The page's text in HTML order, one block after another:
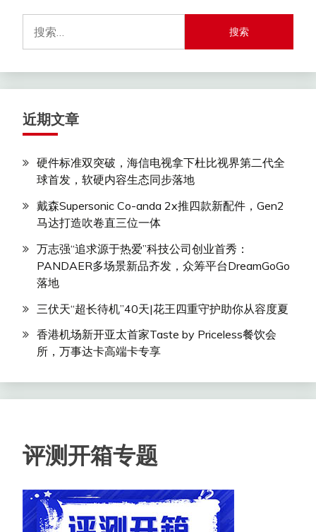
索：
近期文章
硬件标准双突破，海信电视拿下杜比视界第二代全
球首发，软硬内容生态同步落地
戴森Supersonic Co-anda 2x推四款新配件，Gen2
马达打造吹卷直三位一体
万志强“追求源于热爱”科技公司创业首秀：
PANDAER多场景新品齐发，众筹平台DreamGoGo
落地
三伏天“超长待机”40天|花王四重守护助你从容度夏
香港机场新开亚太首家Taste by Priceless餐饮会
所，万事达卡高端卡专享
评测开箱专题